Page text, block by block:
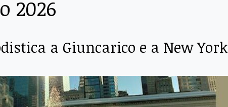
2026
a Giuncarico e a New York